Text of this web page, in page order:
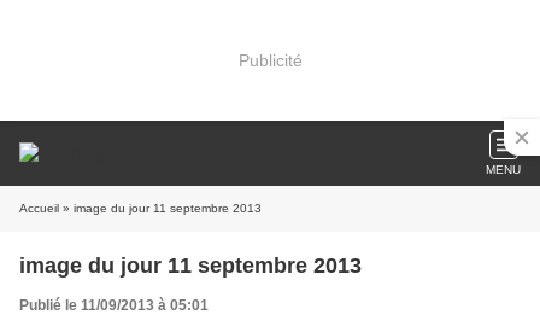
Publicité
MENU
Accueil » image du jour 11 septembre 2013
image du jour 11 septembre 2013
Publié le 11/09/2013 à 05:01